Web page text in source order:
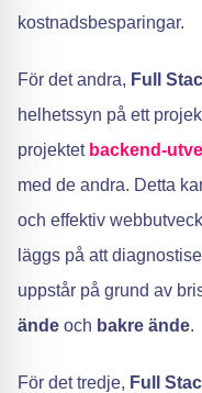
kostnadsbesparingar.
För det andra, Full
helhetssyn på ett
projektet backend-
med de andra. Detta
och effektiv
läggs på att
uppstår på grund av
ände och bakre ände.
För det tredje, Full